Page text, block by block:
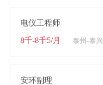
电仪工程师
8千-8千5/月 泰州-泰兴
安环副理